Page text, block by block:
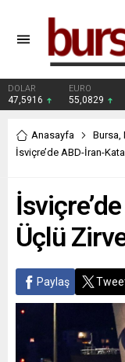
DOLAR
47,5916
EURO
55,0829
Anasayfa Bursa,
İsviçre’de ABD-İran-
Üçlü
Paylaş